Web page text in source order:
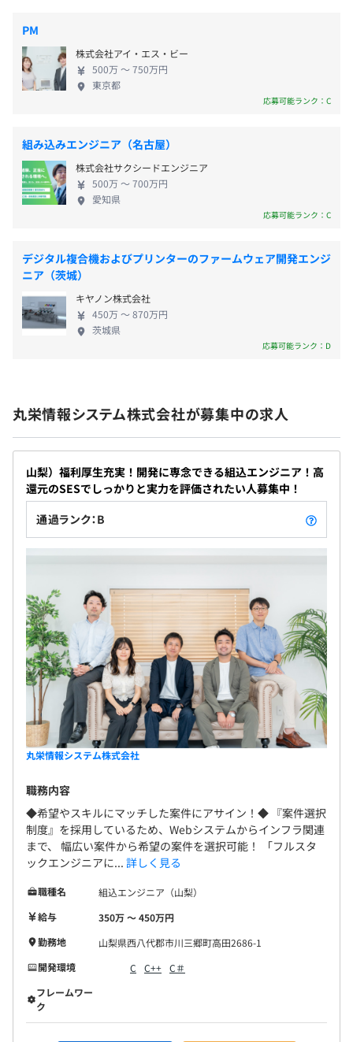
受動喫煙防止措置に関する事項
屋内禁煙
（★入社初月より利用可能）
■産前・産後休暇
■育児休暇
■介護休暇
■交通費・各種手当支給（当社規定による）
■決算賞与あり
■昇給
★随時昇給あり
無期雇用
試用期間：3カ月
一部、家賃手当などは試用期間後の享受となります。
PM
株式会社アイ・エス・ビー
500万 〜 750万円
東京都
応募可能ランク：C
組み込みエンジニア（名古屋）
株式会社サクシードエンジニア
500万 〜 700万円
愛知県
応募可能ランク：C
デジタル複合機およびプリンターのファームウェア開発エンジ
ニア（茨城）
キヤノン株式会社
450万 〜 870万円
茨城県
応募可能ランク：D
丸栄情報システム株式会社が募集中の求人
山梨）福利厚生充実！開発に専念できる組込エンジニア！高
還元のSESでしっかりと実力を評価されたい人募集中！
通過ランク：B
丸栄情報システム株式会社
職務内容
◆希望やスキルにマッチした案件にアサイン！◆ 『案件選択
制度』を採用しているため、Webシステムからインフラ関連
まで、 幅広い案件から希望の案件を選択可能！ 「フルスタ
ックエンジニアに... 詳しく見る
職種名
組込エンジニア（山梨）
給与
350万 〜 450万円
勤務地
山梨県西八代郡市川三郷町高田2686-1
開発環境
C C++ C＃
フレームワー
ク